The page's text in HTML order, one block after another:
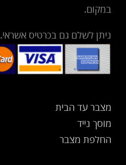
במקום.
ניתן לשלם גם בכרטיס אשראי.
מצבר עד הבית
מוסך נייד
החלפת מצבר